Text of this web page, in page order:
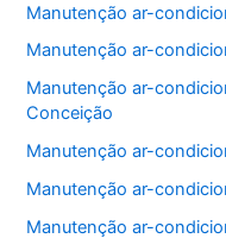
Manutenção ar-
Manutenção ar-
Manutenção ar-
Conceição
Manutenção ar-
Manutenção ar-
Manutenção ar-